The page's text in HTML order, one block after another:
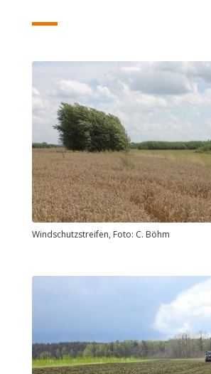
Windschutzstreifen, Foto: C. Böhm